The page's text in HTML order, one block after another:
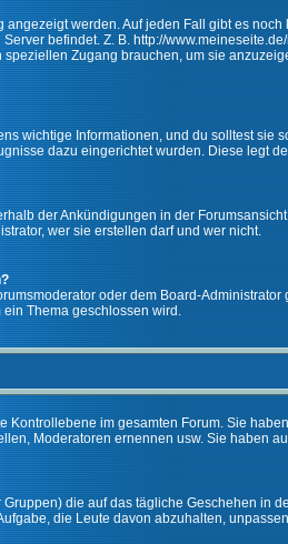
angezeigt werden. Auf jeden Fall gibt es
befindet. Z. B. http://
Zugang brauchen, um sie
wichtige Informationen, und du solltest sie
dazu eingerichtet wurden. Diese legt
der Ankündigungen in der
wer sie erstellen darf und wer nicht.
oder dem Board-
Thema geschlossen wird.
Kontrollebene im gesamten Forum. Sie
Moderatoren ernennen usw. Sie haben
die auf das tägliche Geschehen in
die Leute davon abzuhalten,